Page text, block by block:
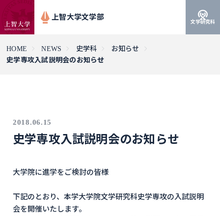
上智大学文学部
文学研究科
HOME NEWS 史学科
お知らせ
史学専攻入試説明会のお知らせ
2018.06.15
史学専攻入試説明会のお知らせ
大学院に進学をご検討の皆様
下記のとおり、本学大学院文学研究科史学専攻の入試説明
会を開催いたします。